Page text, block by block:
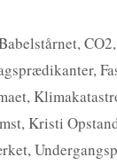
,CO2
,
,
,Kristi
,